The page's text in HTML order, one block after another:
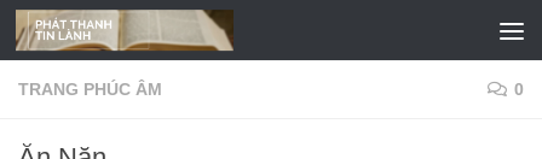
Skip to content
TRANG PHÚC ÂM 0